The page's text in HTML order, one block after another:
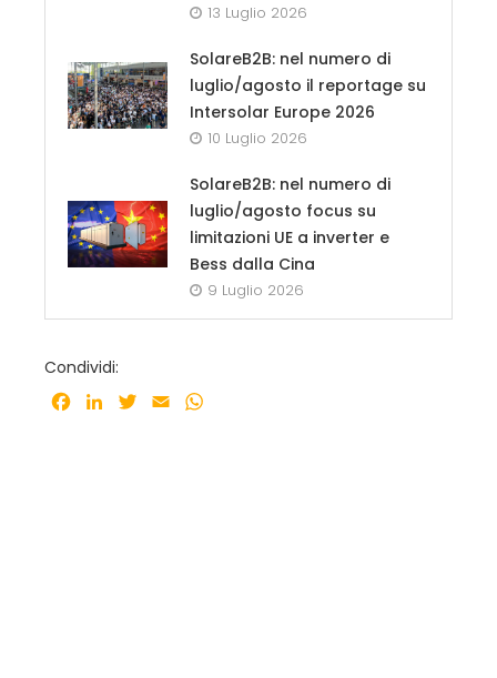
13 Luglio 2026
SolareB2B: nel numero di
luglio/agosto il reportage su
Intersolar Europe 2026
10 Luglio 2026
SolareB2B: nel numero di
luglio/agosto focus su
limitazioni UE a inverter e
Bess dalla Cina
9 Luglio 2026
Condividi:
Facebook
LinkedInTwitter
Email